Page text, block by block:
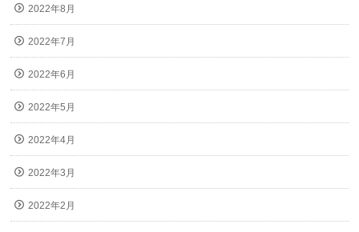
2022年8月
2022年7月
2022年6月
2022年5月
2022年4月
2022年3月
2022年2月